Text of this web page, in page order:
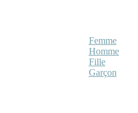
Femme
Homme
Fille
Garçon